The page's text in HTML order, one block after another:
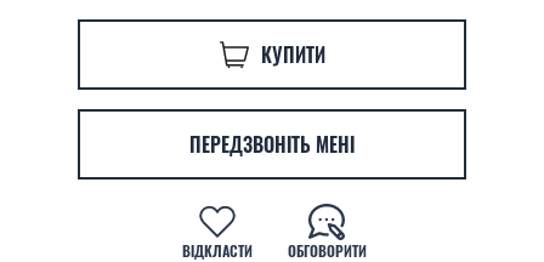
КУПИТИ
ПЕРЕДЗВОНІТЬ МЕНІ
ВІДКЛАСТИ ОБГОВОРИТИ